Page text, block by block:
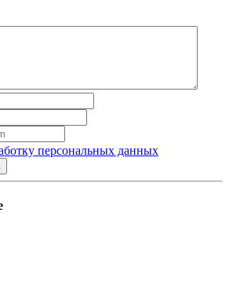
персональных данных